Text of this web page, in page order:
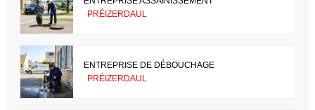
PRÉIZERDAUL
ENTREPRISE DE DÉBOUCHAGE
PRÉIZERDAUL